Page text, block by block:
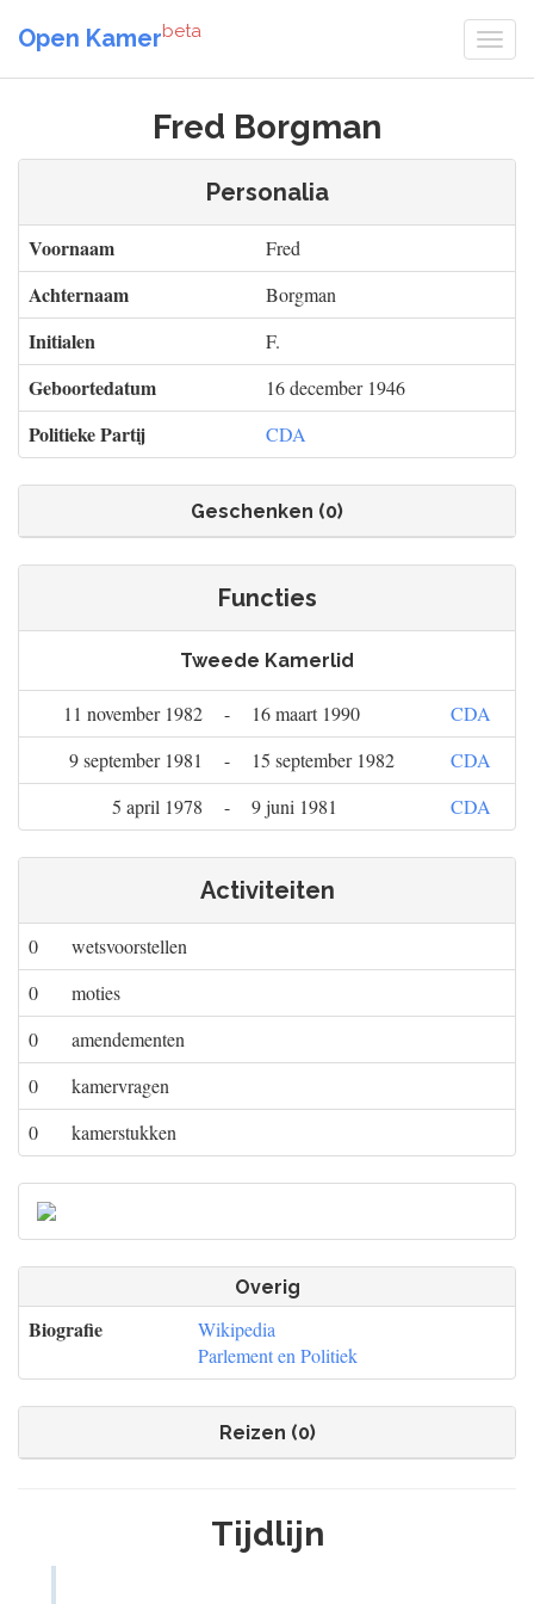
Open Kamerbeta
Fred Borgman
Personalia
Voornaam Fred
Achternaam Borgman
Initialen F.
Geboortedatum 16 december 1946
Politieke Partij CDA
Geschenken (0)
Functies
Tweede Kamerlid
11 november 1982 - 16 maart 1990
CDA
9 september 1981
- 15 september 1982
CDA
5 april 1978
- 9 juni 1981 CDA
Activiteiten
0
wetsvoorstellen
0
moties
0
amendementen
0
kamervragen
0
kamerstukken
Overig
Biografie
Wikipedia
Parlement en Politiek
Reizen (0)
Tijdlijn